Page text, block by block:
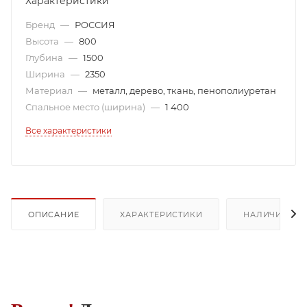
Бренд — РОССИЯ
Высота — 800
Глубина — 1500
Ширина — 2350
Материал — металл, дерево, ткань, пенополиуретан
Спальное место (ширина) — 1 400
Все характеристики
ОПИСАНИЕ ХАРАКТЕРИСТИКИ НАЛИЧИЕ